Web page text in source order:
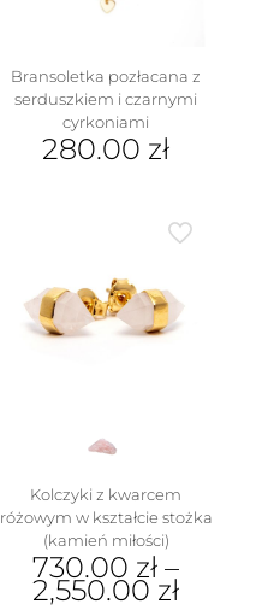
Bransoletka pozłacana z
serduszkiem i czarnymi
cyrkoniami
280.00 zł
Kolczyki z kwarcem
różowym w kształcie stożka
(kamień miłości)
730.00 zł –
2,550.00 zł